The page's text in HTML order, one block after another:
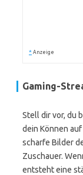
* Anzeige
Gaming-
Stell dir vor, du
dein Können
scharfe Bilder
Zuschauer.
entsteht eine